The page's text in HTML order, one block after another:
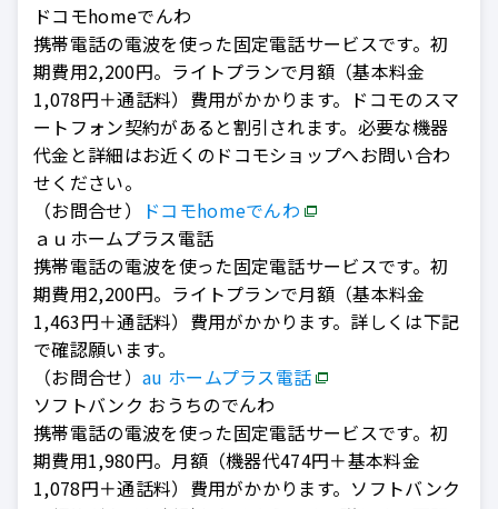
ドコモhomeでんわ
携帯電話の電波を使った固定電話サービスです。初
期費用2,200円。ライトプランで月額（基本料金
1,078円＋通話料）費用がかかります。ドコモのスマ
ートフォン契約があると割引されます。必要な機器
代金と詳細はお近くのドコモショップへお問い合わ
せください。
（お問合せ）
ドコモhomeでんわ
ａｕホームプラス電話
携帯電話の電波を使った固定電話サービスです。初
期費用2,200円。ライトプランで月額（基本料金
1,463円＋通話料）費用がかかります。詳しくは下記
で確認願います。
（お問合せ） au ホームプラス電話
ソフトバンク おうちのでんわ
携帯電話の電波を使った固定電話サービスです。初
期費用1,980円。月額（機器代474円＋基本料金
1,078円＋通話料）費用がかかります。ソフトバンク